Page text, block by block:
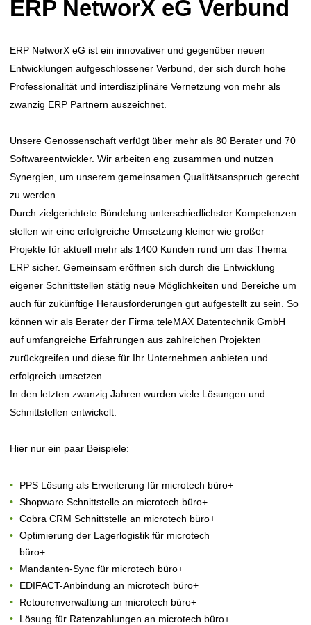
ERP NetworX eG Verbund
ERP NetworX eG ist ein innovativer und gegenüber neuen
Entwicklungen aufgeschlossener Verbund, der sich durch hohe
Professionalität und interdisziplinäre Vernetzung von mehr als
zwanzig ERP Partnern auszeichnet.
Unsere Genossenschaft verfügt über mehr als 80 Berater und 70
Softwareentwickler. Wir arbeiten eng zusammen und nutzen
Synergien, um unserem gemeinsamen Qualitätsanspruch gerecht
zu werden.
Durch zielgerichtete Bündelung unterschiedlichster Kompetenzen
stellen wir eine erfolgreiche Umsetzung kleiner wie großer
Projekte für aktuell mehr als 1400 Kunden rund um das Thema
ERP sicher. Gemeinsam eröffnen sich durch die Entwicklung
eigener Schnittstellen stätig neue Möglichkeiten und Bereiche um
auch für zukünftige Herausforderungen gut aufgestellt zu sein. So
können wir als Berater der Firma teleMAX Datentechnik GmbH
auf umfangreiche Erfahrungen aus zahlreichen Projekten
zurückgreifen und diese für Ihr Unternehmen anbieten und
erfolgreich umsetzen..
In den letzten zwanzig Jahren wurden viele Lösungen und
Schnittstellen entwickelt.
Hier nur ein paar Beispiele:
PPS Lösung als Erweiterung für microtech büro+
Shopware Schnittstelle an microtech büro+
Cobra CRM Schnittstelle an microtech büro+
Optimierung der Lagerlogistik für microtech
büro+
Mandanten-Sync für microtech büro+
EDIFACT-Anbindung an microtech büro+
Retourenverwaltung an microtech büro+
Lösung für Ratenzahlungen an microtech büro+